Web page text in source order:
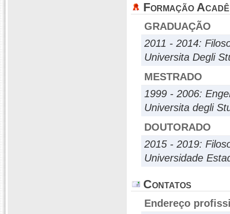
Formação
GRADUAÇÃO
2011 - 2014:
Universita Degli
MESTRADO
1999 - 2006:
Universita degli
DOUTORADO
2015 - 2019:
Universidade
Contatos
Endereço